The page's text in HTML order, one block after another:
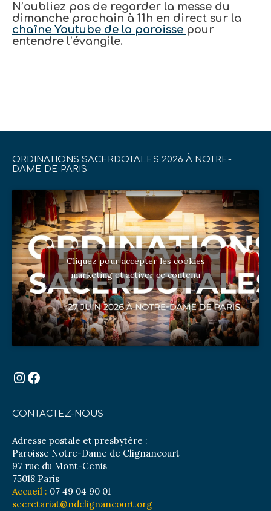
N’oubliez pas de regarder la messe du
dimanche prochain à 11h en direct sur la
chaîne Youtube de la paroisse pour
entendre l’évangile.
ORDINATIONS SACERDOTALES 2026 À NOTRE-
DAME DE PARIS
Cliquez pour accepter les cookies
marketing et activer ce contenu
Instagram
Facebook
CONTACTEZ-NOUS
Adresse postale et presbytère :
Paroisse Notre-Dame de Clignancourt
97 rue du Mont-Cenis
75018 Paris
Accueil : 07 49 04 90 01
secretariat@ndclignancourt.org